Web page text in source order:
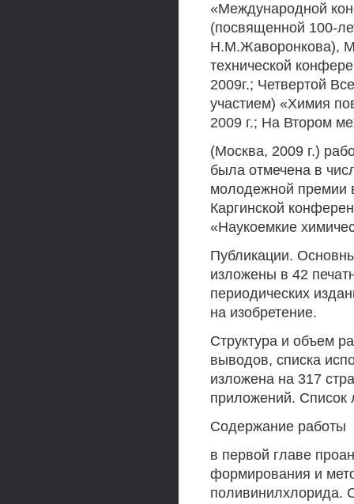
«Международной
(посвященной 100-
Н.М.Жаворонкова),
технической
2009г.; Четвертой
участием) «Химия
2009 г.; На Втором
(Москва, 2009 г.)
была отмечена в
молодежной премии
Каргинской
«Наукоемкие
Публикации.
изложены в 42
периодических
на изобретение.
Структура и объем
выводов, списка
изложена на 317
приложений. Список
Содержание работы
в первой главе
формирования и
поливинилхлорида.